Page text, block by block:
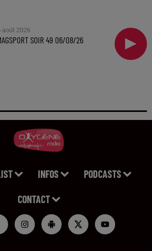
août 2026
SOIR 49 06/08/26
INFOS PODCASTS
CONTACT